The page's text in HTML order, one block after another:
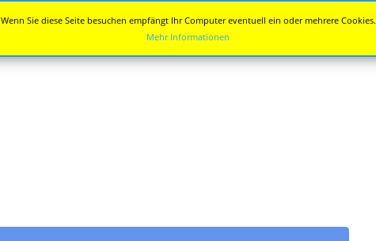
Wenn Sie diese Seite besuchen empfängt Ihr Computer eventuell ein oder mehrere Cookies.
Mehr Informationen